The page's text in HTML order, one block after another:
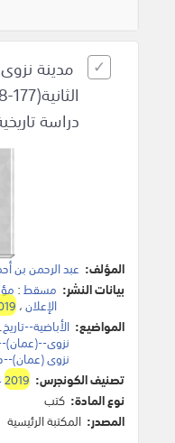
مدينة
دراسة
المؤلف: عبد الرحمن بن
بيانات النشر: مسقط:
الإعلان،
المواضيع: الأباضية--تاريخ.
نزوى--
نزوى (عمان)--
تصنيف الكونجرس: 2019
نوع المادة: كتب
المصدر: المكتبة الرئيسية